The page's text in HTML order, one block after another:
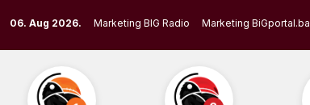
to
content
06. Aug 2026. Marketing BIG Radio Marketing BiGportal.ba